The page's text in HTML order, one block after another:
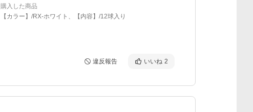
購入した商品
【カラー】/RX-ホワイト、【内容】/12球入り
違反報告 いいね 2